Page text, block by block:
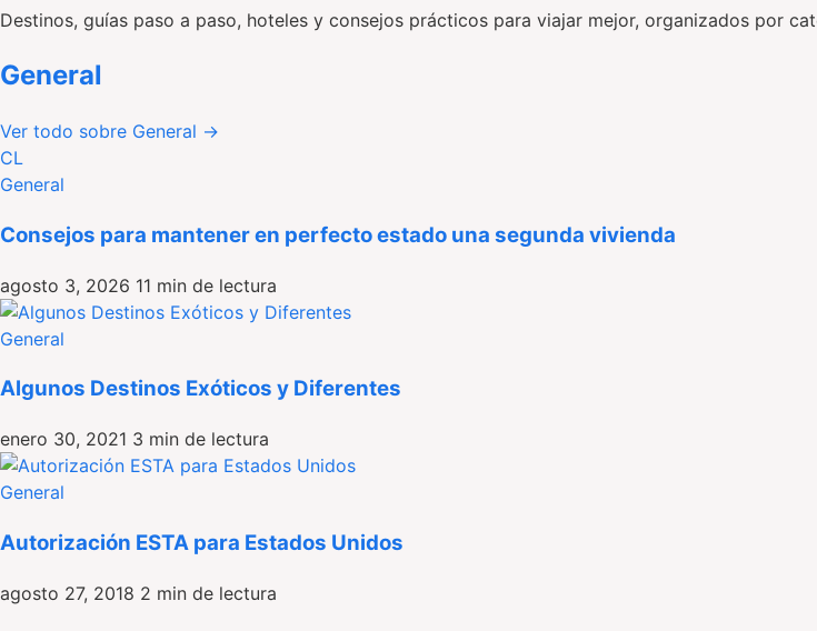
Destinos, guías paso a paso, hoteles y consejos prácticos para viajar mejor, organizados por
General
Ver todo sobre General →
CL
General
Consejos para mantener en perfecto estado una segunda vivienda
agosto 3, 2026 11 min de lectura
General
Algunos Destinos Exóticos y Diferentes
enero 30, 2021 3 min de lectura
General
Autorización ESTA para Estados Unidos
agosto 27, 2018 2 min de lectura